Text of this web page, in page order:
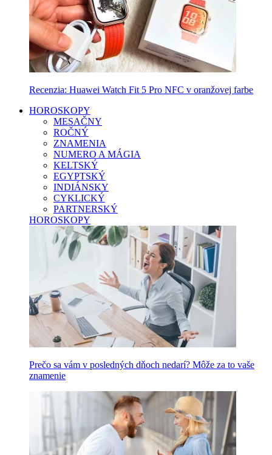
Recenzia: Huawei Watch Fit 5 Pro NFC v oranžovej farbe
HOROSKOPY
MESAČNY
ROČNÝ
ZNAMENIA
NUMERO A MÁGIA
KELTSKÝ
EGYPTSKÝ
INDIÁNSKY
CYKLICKÝ
PARTNERSKÝ
HOROSKOPY
Prečo sa vám v posledných dňoch nedarí? Môže za to vaše
znamenie